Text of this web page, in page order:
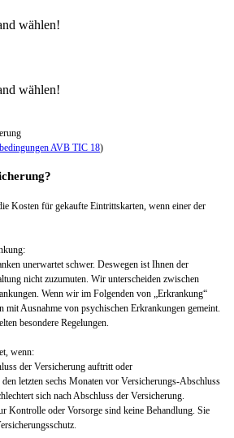
wählen!
wählen!
AVB TIC 18)
Kosten für gekaufte Eintrittskarten, wenn einer der
unerwartet schwer. Deswegen ist Ihnen der
nicht zuzumuten. Wir unterscheiden zwischen
Wenn wir im Folgenden von „Erkrankung“
mit Ausnahme von psychischen Erkrankungen gemeint.
besondere Regelungen.
wenn:
der Versicherung auftritt oder
letzten sechs Monaten vor Versicherungs-Abschluss
sich nach Abschluss der Versicherung.
Kontrolle oder Vorsorge sind keine Behandlung. Sie